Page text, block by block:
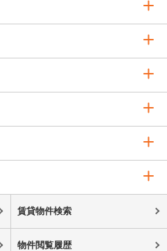
賃貸物件検索
物件閲覧履歴